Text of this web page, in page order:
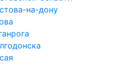
на-дону